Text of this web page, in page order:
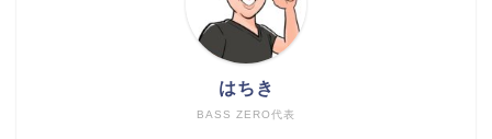
BASS ZERO代表
はちき